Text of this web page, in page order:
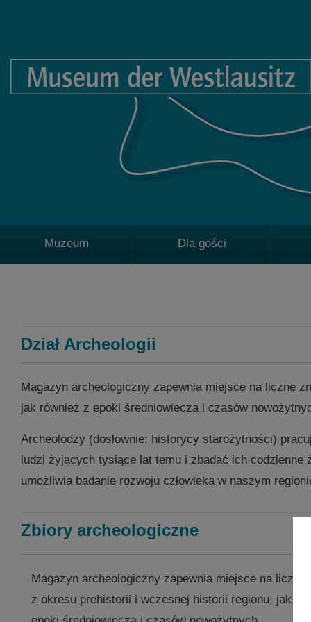
Muzeum Dla gości
Dział Archeologii
Magazyn archeologiczny zapewnia miejsce na liczne
jak również z epoki średniowiecza i czasów
Archeolodzy (dosłownie: historycy starożytności)
ludzi żyjących tysiące lat temu i zbadać ich
umożliwia badanie rozwoju człowieka w naszym
Zbiory archeologiczne
Magazyn archeologiczny zapewnia miejsce na liczne
z okresu prehistorii i wczesnej historii regionu, jak